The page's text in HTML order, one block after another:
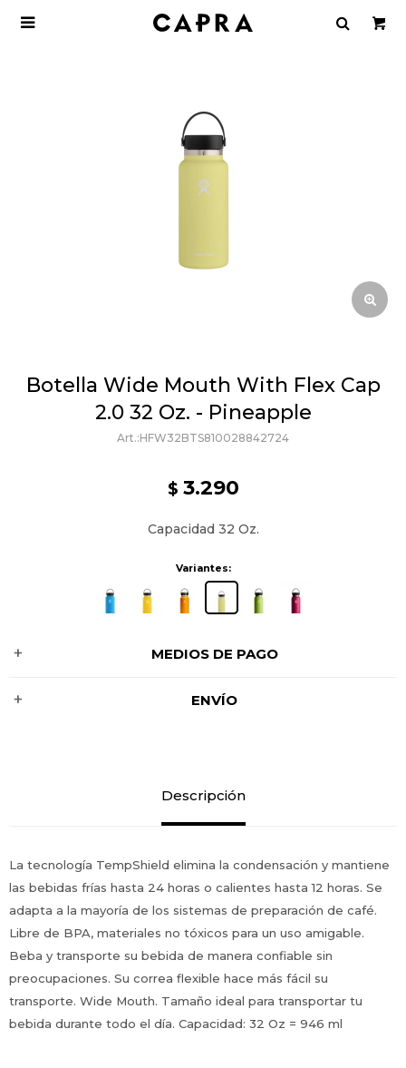

Botella Wide Mouth With Flex Cap
2.0 32 Oz. - Pineapple
HFW32BTS810028842724
$ 3.290
Capacidad 32 Oz.
Variantes:
MEDIOS DE PAGO
ENVÍO
Descripción
La tecnología TempShield elimina la condensación y mantiene
las bebidas frías hasta 24 horas o calientes hasta 12 horas. Se
adapta a la mayoría de los sistemas de preparación de café.
Libre de BPA, materiales no tóxicos para un uso amigable.
Beba y transporte su bebida de manera confiable sin
preocupaciones. Su correa flexible hace más fácil su
transporte. Wide Mouth. Tamaño ideal para transportar tu
bebida durante todo el día. Capacidad: 32 Oz = 946 ml